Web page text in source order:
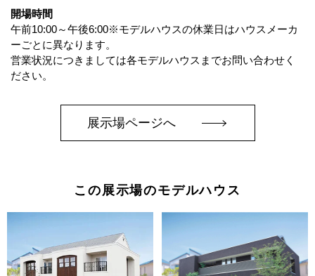
開場時間
午前10:00～午後6:00※モデルハウスの休業日はハウスメーカ
ーごとに異なります。
営業状況につきましては各モデルハウスまでお問い合わせく
ださい。
展示場ページへ
この展示場のモデルハウス